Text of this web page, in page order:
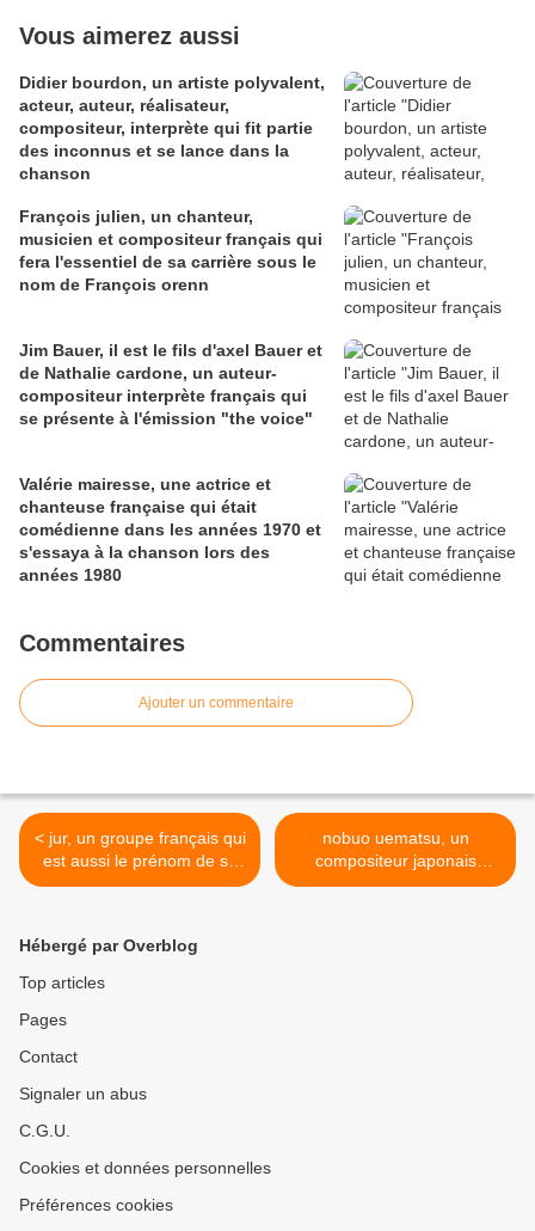
Vous aimerez aussi
Didier bourdon, un artiste polyvalent,
acteur, auteur, réalisateur,
compositeur, interprète qui fit partie
des inconnus et se lance dans la
chanson
François julien, un chanteur,
musicien et compositeur français qui
fera l'essentiel de sa carrière sous le
nom de François orenn
Jim Bauer, il est le fils d'axel Bauer et
de Nathalie cardone, un auteur-
compositeur interprète français qui
se présente à l'émission "the voice"
Valérie mairesse, une actrice et
chanteuse française qui était
comédienne dans les années 1970 et
s'essaya à la chanson lors des
années 1980
Commentaires
Ajouter un commentaire
< jur, un groupe français qui
est aussi le prénom de sa
chanteuse d'origine
dans un théâtre
nobuo uematsu, un
compositeur japonais
unanimement reconnu
Hébergé par Overblog
Top articles
Pages
Contact
Signaler un abus
C.G.U.
Cookies et données personnelles
Préférences cookies